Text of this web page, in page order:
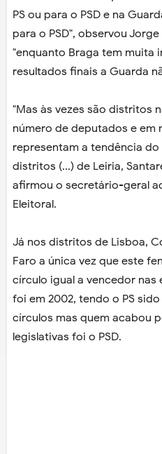
PS ou para o PSD e na
para o PSD", observou
"enquanto Braga tem muita
resultados finais a Guarda
"Mas às vezes são distritos
número de deputados e em
representam a tendência
distritos (...) de Leiria,
afirmou o secretário-geral
Eleitoral.
Já nos distritos de Lisboa,
Faro a única vez que este
círculo igual a vencedor
foi em 2002, tendo o PS
círculos mas quem acabou
legislativas foi o PSD.